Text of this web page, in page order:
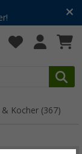
Schuhe
& Kocher (367)